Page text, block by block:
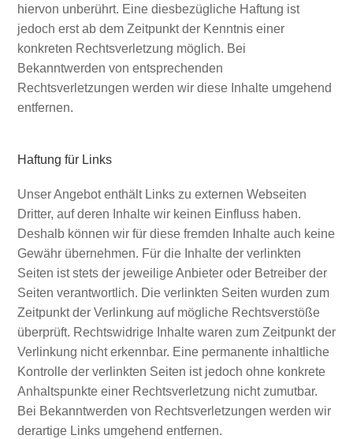
hiervon unberührt. Eine diesbezügliche Haftung ist
jedoch erst ab dem Zeitpunkt der Kenntnis einer
konkreten Rechtsverletzung möglich. Bei
Bekanntwerden von entsprechenden
Rechtsverletzungen werden wir diese Inhalte umgehend
entfernen.
Haftung für Links
Unser Angebot enthält Links zu externen Webseiten
Dritter, auf deren Inhalte wir keinen Einfluss haben.
Deshalb können wir für diese fremden Inhalte auch keine
Gewähr übernehmen. Für die Inhalte der verlinkten
Seiten ist stets der jeweilige Anbieter oder Betreiber der
Seiten verantwortlich. Die verlinkten Seiten wurden zum
Zeitpunkt der Verlinkung auf mögliche Rechtsverstöße
überprüft. Rechtswidrige Inhalte waren zum Zeitpunkt der
Verlinkung nicht erkennbar. Eine permanente inhaltliche
Kontrolle der verlinkten Seiten ist jedoch ohne konkrete
Anhaltspunkte einer Rechtsverletzung nicht zumutbar.
Bei Bekanntwerden von Rechtsverletzungen werden wir
derartige Links umgehend entfernen.